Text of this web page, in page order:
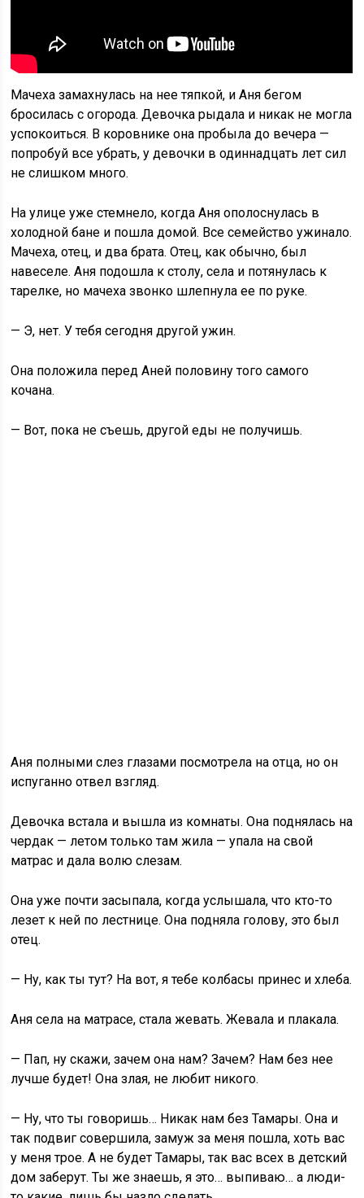
Мачеха замахнулась на нее тяпкой, и Аня бегом
бросилась с огорода. Девочка рыдала и никак не могла
успокоиться. В коровнике она пробыла до вечера —
попробуй все убрать, у девочки в одиннадцать лет сил
не слишком много.
На улице уже стемнело, когда Аня ополоснулась в
холодной бане и пошла домой. Все семейство ужинало.
Мачеха, отец, и два брата. Отец, как обычно, был
навеселе. Аня подошла к столу, села и потянулась к
тарелке, но мачеха звонко шлепнула ее по руке.
— Э, нет. У тебя сегодня другой ужин.
Она положила перед Аней половину того самого
кочана.
— Вот, пока не съешь, другой еды не получишь.
Аня полными слез глазами посмотрела на отца, но он
испуганно отвел взгляд.
Девочка встала и вышла из комнаты. Она поднялась на
чердак — летом только там жила — упала на свой
матрас и дала волю слезам.
Она уже почти засыпала, когда услышала, что кто-то
лезет к ней по лестнице. Она подняла голову, это был
отец.
— Ну, как ты тут? На вот, я тебе колбасы принес и хлеба.
Аня села на матрасе, стала жевать. Жевала и плакала.
— Пап, ну скажи, зачем она нам? Зачем? Нам без нее
лучше будет! Она злая, не любит никого.
— Ну, что ты говоришь… Никак нам без Тамары. Она и
так подвиг совершила, замуж за меня пошла, хоть вас
у меня трое. А не будет Тамары, так вас всех в детский
дом заберут. Ты же знаешь, я это… выпиваю… а люди-